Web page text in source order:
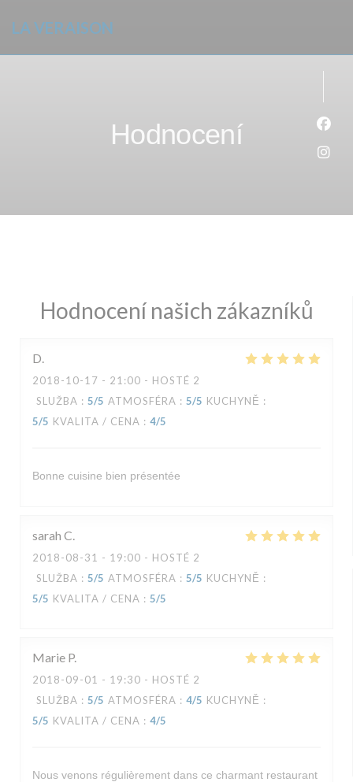
LA VERAISON
Hodnocení
Hodnocení našich zákazníků
D
2018-10-17 - 21:00 - HOSTÉ 2
SLUŽBA : 5/5 ATMOSFÉRA : 5/5 KUCHYNĚ :
5/5 KVALITA / CENA : 4/5
Bonne cuisine bien présentée
sarah C
2018-08-31 - 19:00 - HOSTÉ 2
SLUŽBA : 5/5 ATMOSFÉRA : 5/5 KUCHYNĚ :
5/5 KVALITA / CENA : 5/5
Marie P
2018-09-01 - 19:30 - HOSTÉ 2
SLUŽBA : 5/5 ATMOSFÉRA : 4/5 KUCHYNĚ :
5/5 KVALITA / CENA : 4/5
Nous venons régulièrement dans ce charmant restaurant